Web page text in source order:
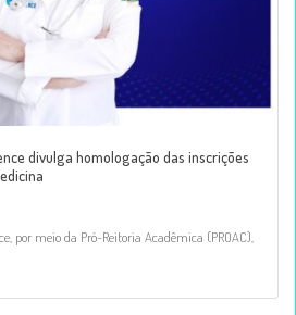
divulga homologação das inscrições
por meio da Pró-Reitoria Acadêmica (PROAC),